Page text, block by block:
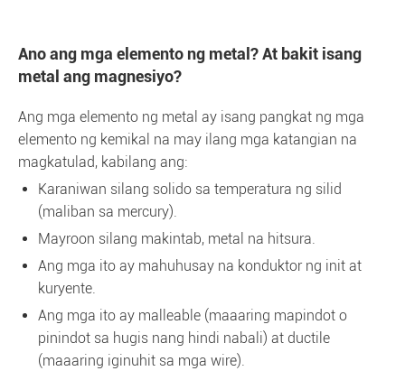
Ano ang mga elemento ng metal? At bakit isang
metal ang magnesiyo?
Ang mga elemento ng metal ay isang pangkat ng mga
elemento ng kemikal na may ilang mga katangian na
magkatulad, kabilang ang:
Karaniwan silang solido sa temperatura ng silid
(maliban sa mercury).
Mayroon silang makintab, metal na hitsura.
Ang mga ito ay mahuhusay na konduktor ng init at
kuryente.
Ang mga ito ay malleable (maaaring mapindot o
pinindot sa hugis nang hindi nabali) at ductile
(maaaring iginuhit sa mga wire).